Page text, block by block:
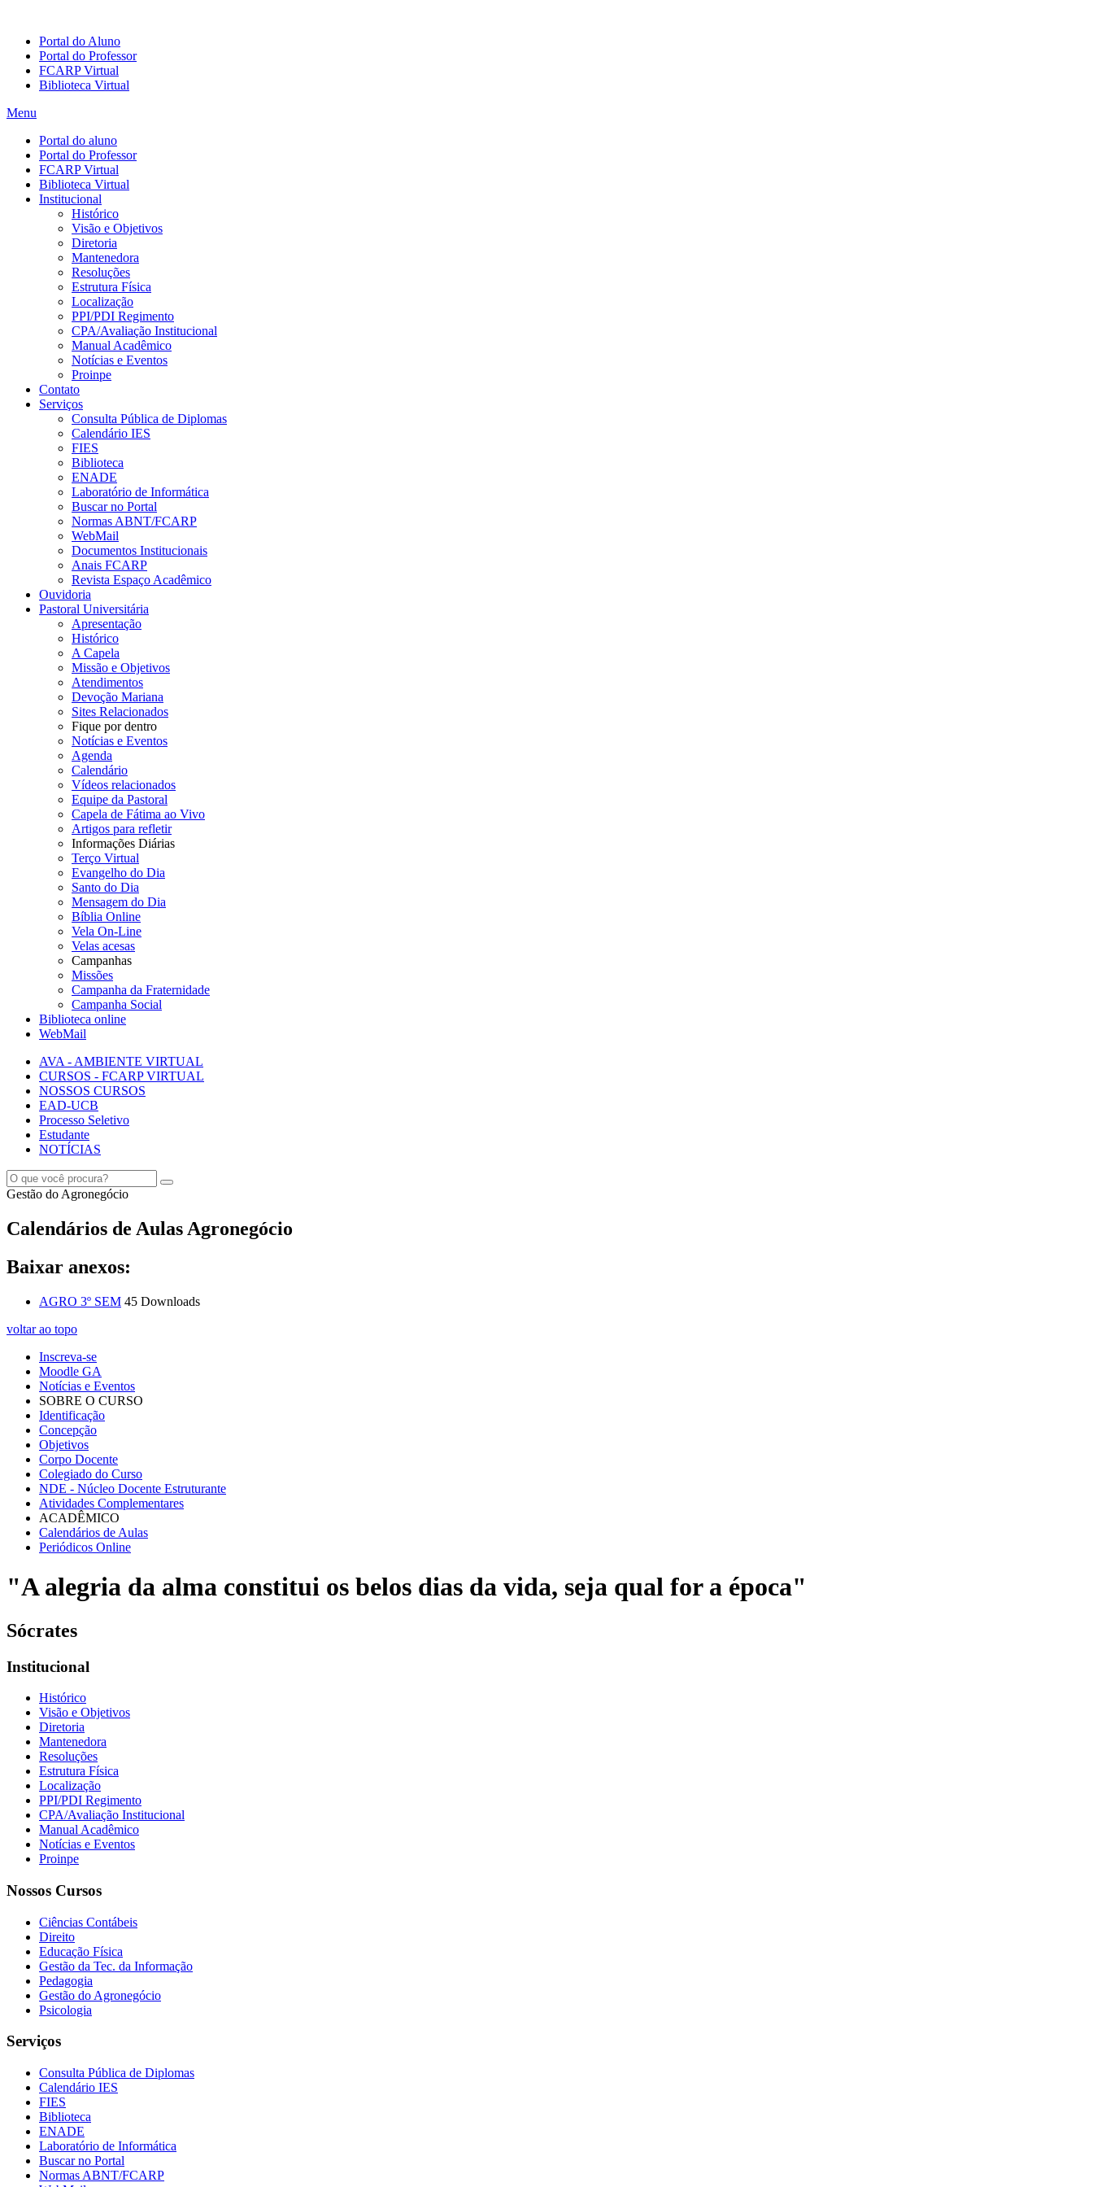
Portal do Aluno
Portal do Professor
FCARP Virtual
Biblioteca Virtual
Menu
Portal do aluno
Portal do Professor
FCARP Virtual
Biblioteca Virtual
Institucional
Histórico
Visão e Objetivos
Diretoria
Mantenedora
Resoluções
Estrutura Física
Localização
PPI/PDI Regimento
CPA/Avaliação Institucional
Manual Acadêmico
Notícias e Eventos
Proinpe
Contato
Serviços
Consulta Pública de Diplomas
Calendário IES
FIES
Biblioteca
ENADE
Laboratório de Informática
Buscar no Portal
Normas ABNT/FCARP
WebMail
Documentos Institucionais
Anais FCARP
Revista Espaço Acadêmico
Ouvidoria
Pastoral Universitária
Apresentação
Histórico
A Capela
Missão e Objetivos
Atendimentos
Devoção Mariana
Sites Relacionados
Fique por dentro
Notícias e Eventos
Agenda
Calendário
Vídeos relacionados
Equipe da Pastoral
Capela de Fátima ao Vivo
Artigos para refletir
Informações Diárias
Terço Virtual
Evangelho do Dia
Santo do Dia
Mensagem do Dia
Bíblia Online
Vela On-Line
Velas acesas
Campanhas
Missões
Campanha da Fraternidade
Campanha Social
Biblioteca online
WebMail
AVA - AMBIENTE VIRTUAL
CURSOS - FCARP VIRTUAL
NOSSOS CURSOS
EAD-UCB
Processo Seletivo
Estudante
NOTÍCIAS
Gestão do Agronegócio
Calendários de Aulas Agronegócio
Baixar anexos:
AGRO 3º SEM 45 Downloads
voltar ao topo
Inscreva-se
Moodle GA
Notícias e Eventos
SOBRE O CURSO
Identificação
Concepção
Objetivos
Corpo Docente
Colegiado do Curso
NDE - Núcleo Docente Estruturante
Atividades Complementares
ACADÊMICO
Calendários de Aulas
Periódicos Online
"A alegria da alma constitui os belos dias da vida, seja qual for a época"
Sócrates
Institucional
Histórico
Visão e Objetivos
Diretoria
Mantenedora
Resoluções
Estrutura Física
Localização
PPI/PDI Regimento
CPA/Avaliação Institucional
Manual Acadêmico
Notícias e Eventos
Proinpe
Nossos Cursos
Ciências Contábeis
Direito
Educação Física
Gestão da Tec. da Informação
Pedagogia
Gestão do Agronegócio
Psicologia
Serviços
Consulta Pública de Diplomas
Calendário IES
FIES
Biblioteca
ENADE
Laboratório de Informática
Buscar no Portal
Normas ABNT/FCARP